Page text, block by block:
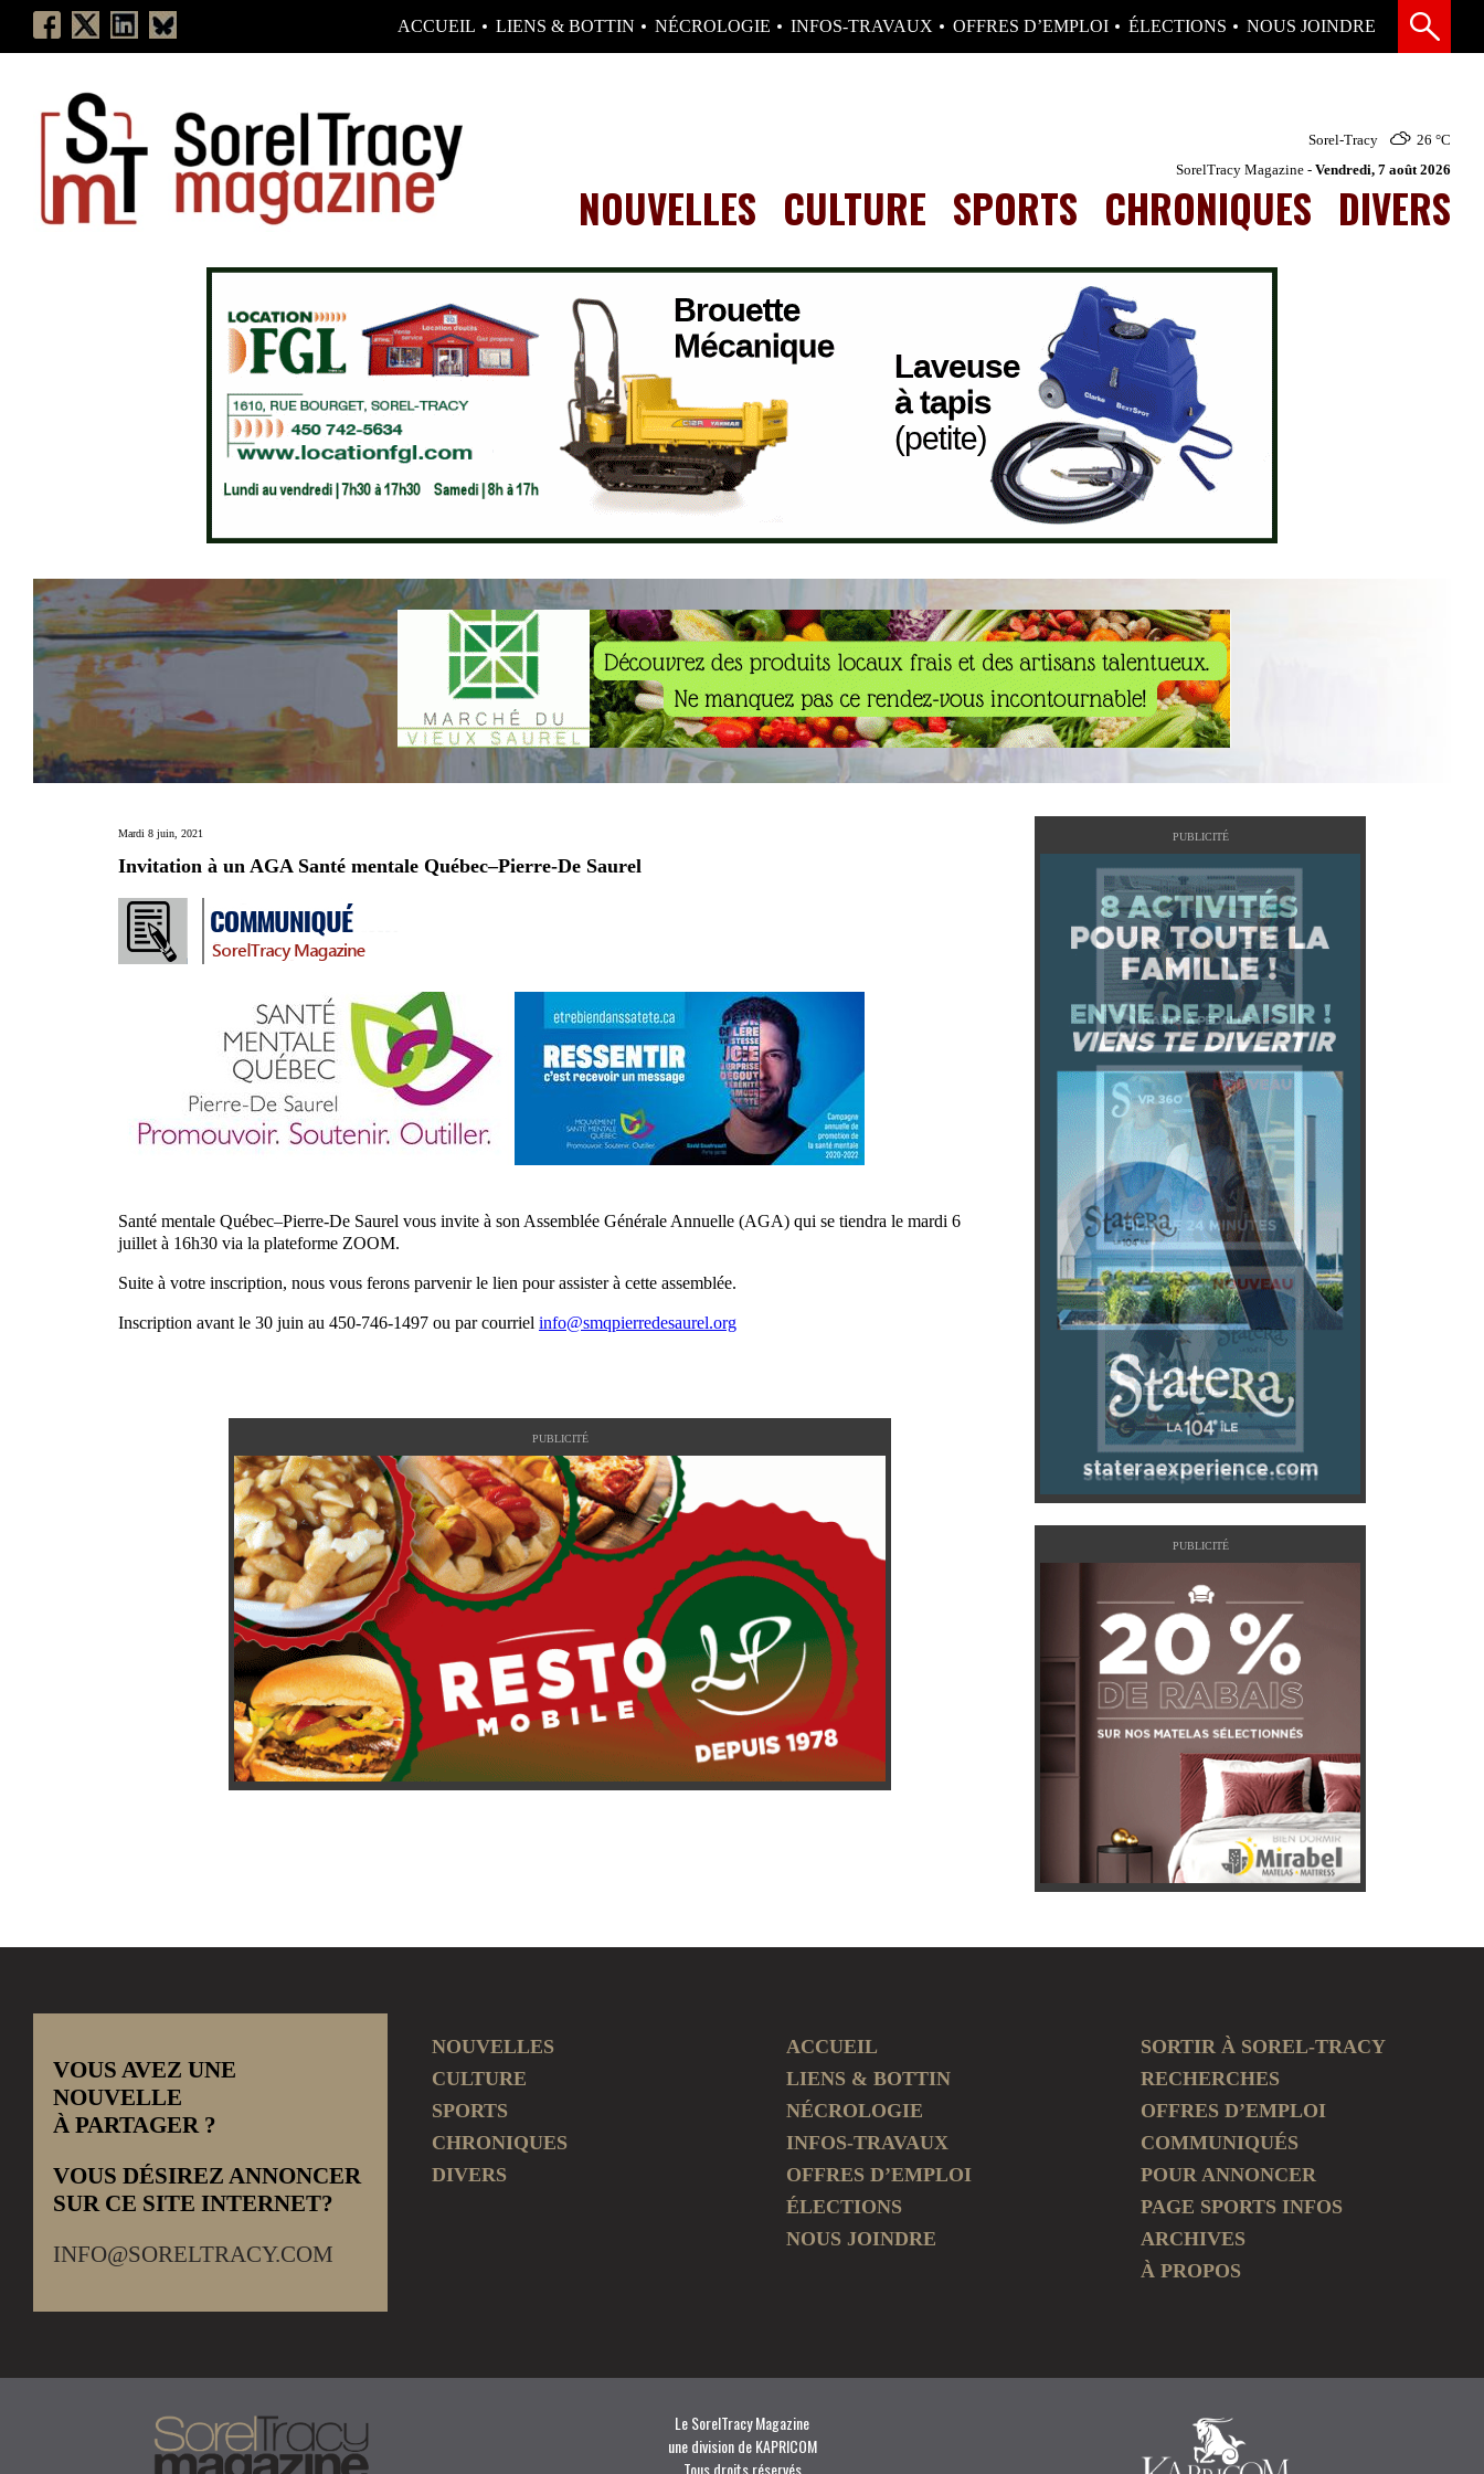
ACCUEIL LIENS & BOTTIN NÉCROLOGIE INFOS-TRAVAUX OFFRES D’EMPLOI ÉLECTIONS NOUS JOINDRE
Sorel-Tracy 26 °C
SorelTracy Magazine - Vendredi, 7 août 2026
NOUVELLES CULTURE SPORTS CHRONIQUES DIVERS
Mardi 8 juin, 2021
Invitation à un AGA Santé mentale Québec–Pierre-De Saurel
Santé mentale Québec–Pierre-De Saurel vous invite à son Assemblée Générale Annuelle (AGA) qui se tiendra le mardi 6
juillet à 16h30 via la plateforme ZOOM.
Suite à votre inscription, nous vous ferons parvenir le lien pour assister à cette assemblée.
Inscription avant le 30 juin au 450-746-1497 ou par courriel info@smqpierredesaurel.org
PUBLICITÉ
PUBLICITÉ
PUBLICITÉ
VOUS AVEZ UNE
NOUVELLE
À PARTAGER ?
VOUS DÉSIREZ ANNONCER
SUR CE SITE INTERNET?
INFO@SORELTRACY.COM
NOUVELLES
CULTURE
SPORTS
CHRONIQUES
DIVERS
ACCUEIL
LIENS & BOTTIN
NÉCROLOGIE
INFOS-TRAVAUX
OFFRES D’EMPLOI
ÉLECTIONS
NOUS JOINDRE
SORTIR À SOREL-TRACY
RECHERCHES
OFFRES D’EMPLOI
COMMUNIQUÉS
POUR ANNONCER
PAGE SPORTS INFOS
ARCHIVES
À PROPOS
Le SorelTracy Magazine
une division de KAPRICOM
Tous droits réservés